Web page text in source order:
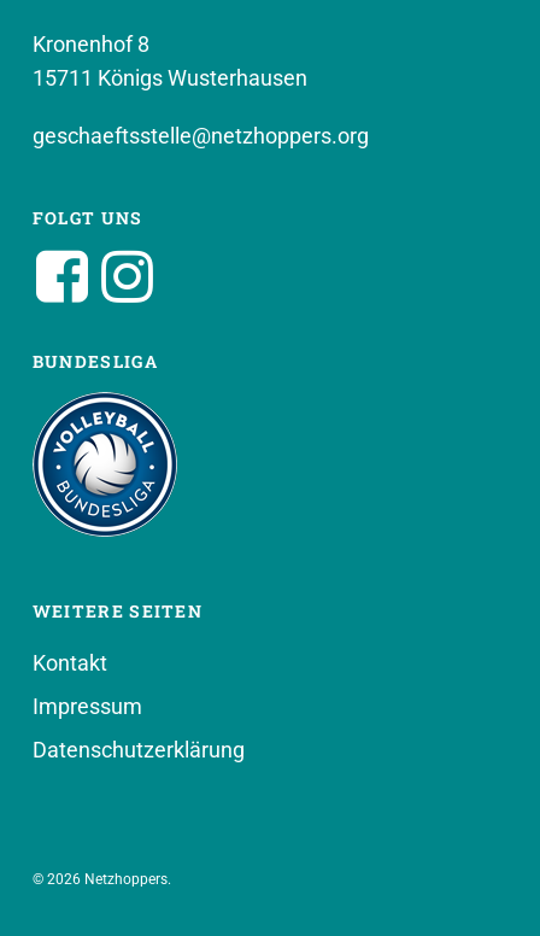
Kronenhof 8
15711 Königs Wusterhausen
geschaeftsstelle@netzhoppers.org
FOLGT UNS
BUNDESLIGA
WEITERE SEITEN
Kontakt
Impressum
Datenschutzerklärung
© 2026 Netzhoppers.